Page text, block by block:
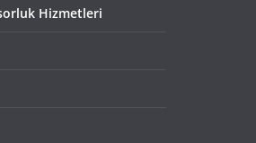
Hizmetleri